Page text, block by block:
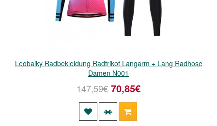
Leobaiky Radbekleidung Radtrikot Langarm + Lang Radhose
Damen N001
147,59€ 70,85€